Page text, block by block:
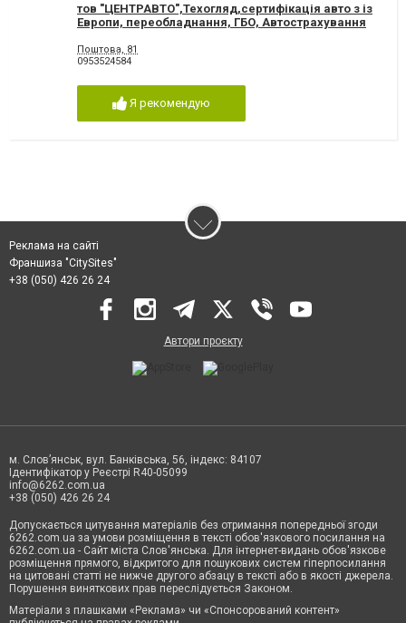
тов "ЦЕНТРАВТО",Техогляд,сертифікація авто з із
Европи, переобладнання, ГБО, Автострахування
Поштова, 81
0953524584
Я рекомендую
Реклама на сайті
Франшиза "CitySites"
+38 (050) 426 26 24
Автори проєкту
м. Слов’янськ, вул. Банківська, 56, індекс: 84107
Ідентифікатор у Реєстрі R40-05099
info@6262.com.ua
+38 (050) 426 26 24
Допускається цитування матеріалів без отримання попередньої згоди
6262.com.ua за умови розміщення в тексті обов'язкового посилання на
6262.com.ua - Сайт міста Слов'янська. Для інтернет-видань обов'язкове
розміщення прямого, відкритого для пошукових систем гіперпосилання
на цитовані статті не нижче другого абзацу в тексті або в якості джерела.
Порушення виняткових прав переслідується Законом.
Матеріали з плашками «Реклама» чи «Спонсорований контент»